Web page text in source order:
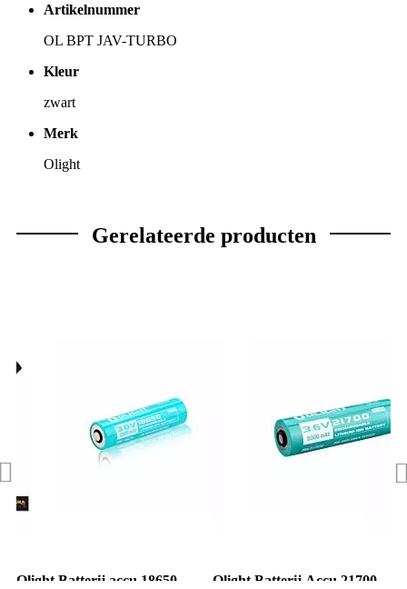
Artikelnummer
OL BPT JAV-TURBO
Kleur
zwart
Merk
Olight
Gerelateerde producten
Olight Batterij accu 18650
Olight Batterij Accu 21700